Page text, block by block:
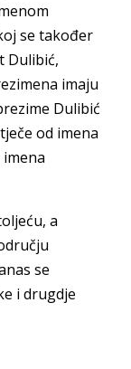
se također
Dulibić,
imaju
Dulibić
od imena
a
se
i drugdje